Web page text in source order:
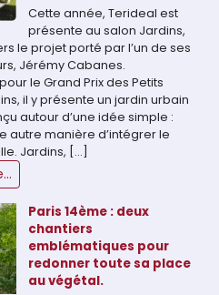
Cette année, Terideal est
présente au salon Jardins,
le projet porté par l’un de ses
Jérémy Cabanes.
le Grand Prix des Petits
il y présente un jardin urbain
autour d’une idée simple :
autre manière d’intégrer le
Jardins, […]
Paris 14ème : deux
chantiers
emblématiques pour
redonner toute sa place
au végétal.